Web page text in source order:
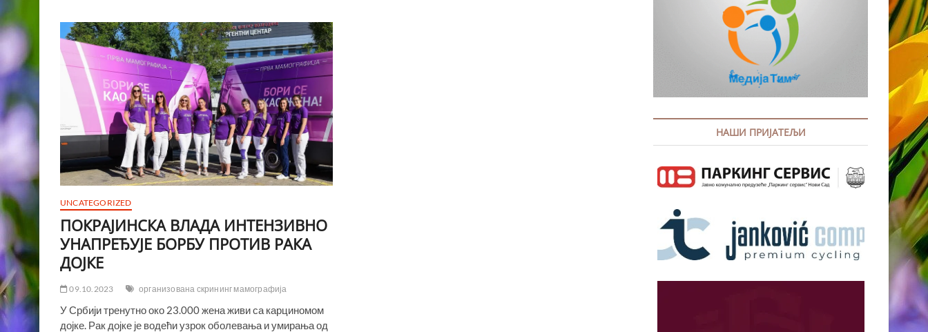
UNCATEGORIZED
ПОКРАЈИНСКА ВЛАДА ИНТЕНЗИВНО
УНАПРЕЂУЈЕ БОРБУ ПРОТИВ РАКА
ДОЈКЕ
09.10.2023 организована скрининг мамографија
У Србији тренутно око 23.000 жена живи са карциномом
дојке. Рак дојке је водећи узрок оболевања и умирања од
НАШИ ПРИЈАТЕЉИ